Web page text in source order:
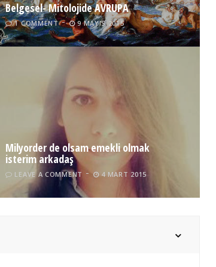
Belgesel- Mitolojide AVRUPA
1 COMMENT 9 MAYIS 2015
Milyorder de olsam emekli olmak
isterim arkadaş
LEAVE A COMMENT 4 MART 2015